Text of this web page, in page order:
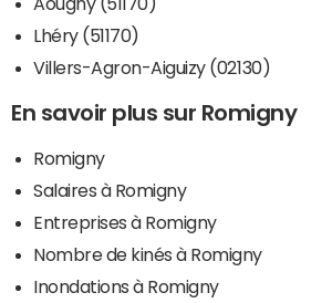
Aougny (51170)
Lhéry (51170)
Villers-Agron-Aiguizy (02130)
En savoir plus sur Romigny
Romigny
Salaires à Romigny
Entreprises à Romigny
Nombre de kinés à Romigny
Inondations à Romigny